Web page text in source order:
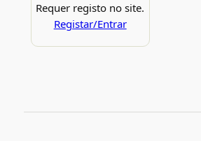
Requer registo no site.
Registar/Entrar